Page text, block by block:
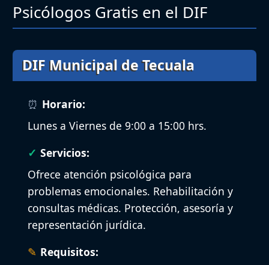
Psicólogos Gratis en el DIF
DIF Municipal de Tecuala
Horario:
Lunes a Viernes de 9:00 a 15:00 hrs.
Servicios:
Ofrece atención psicológica para
problemas emocionales. Rehabilitación y
consultas médicas. Protección, asesoría y
representación jurídica.
Requisitos: